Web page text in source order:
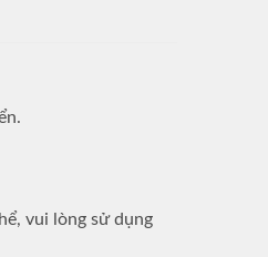
vui lòng sử dụng